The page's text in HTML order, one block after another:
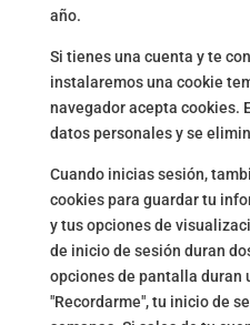
año.
Si tienes una cuenta y te
instalaremos una cookie
navegador acepta cookies.
datos personales y se
Cuando inicias sesión,
cookies para guardar tu
y tus opciones de
de inicio de sesión duran
opciones de pantalla duran
"Recordarme", tu inicio de